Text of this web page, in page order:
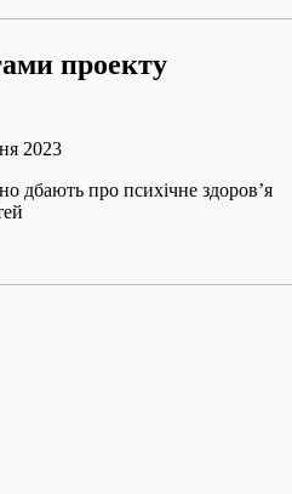
проекту
2023
дбають про психічне здоров’я